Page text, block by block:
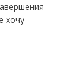
хочу